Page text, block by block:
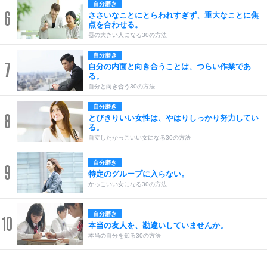
6
自分磨き
ささいなことにとらわれすぎず、重大なことに焦
点を合わせる。
器の大きい人になる30の方法
7
自分磨き
自分の内面と向き合うことは、つらい作業であ
る。
自分と向き合う30の方法
8
自分磨き
とびきりいい女性は、やはりしっかり努力してい
る。
自立したかっこいい女になる30の方法
9 自分磨き
特定のグループに入らない。
かっこいい女になる30の方法
10 自分磨き
本当の友人を、勘違いしていませんか。
本当の自分を知る30の方法